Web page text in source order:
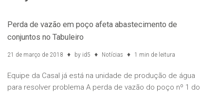
Perda de vazão em poço afeta abastecimento de
conjuntos no Tabuleiro
21 de março de 2018 by id5 Notícias 1 min de leitura
Equipe da Casal já está na unidade de produção de água
para resolver problema A perda de vazão do poço nº 1 do